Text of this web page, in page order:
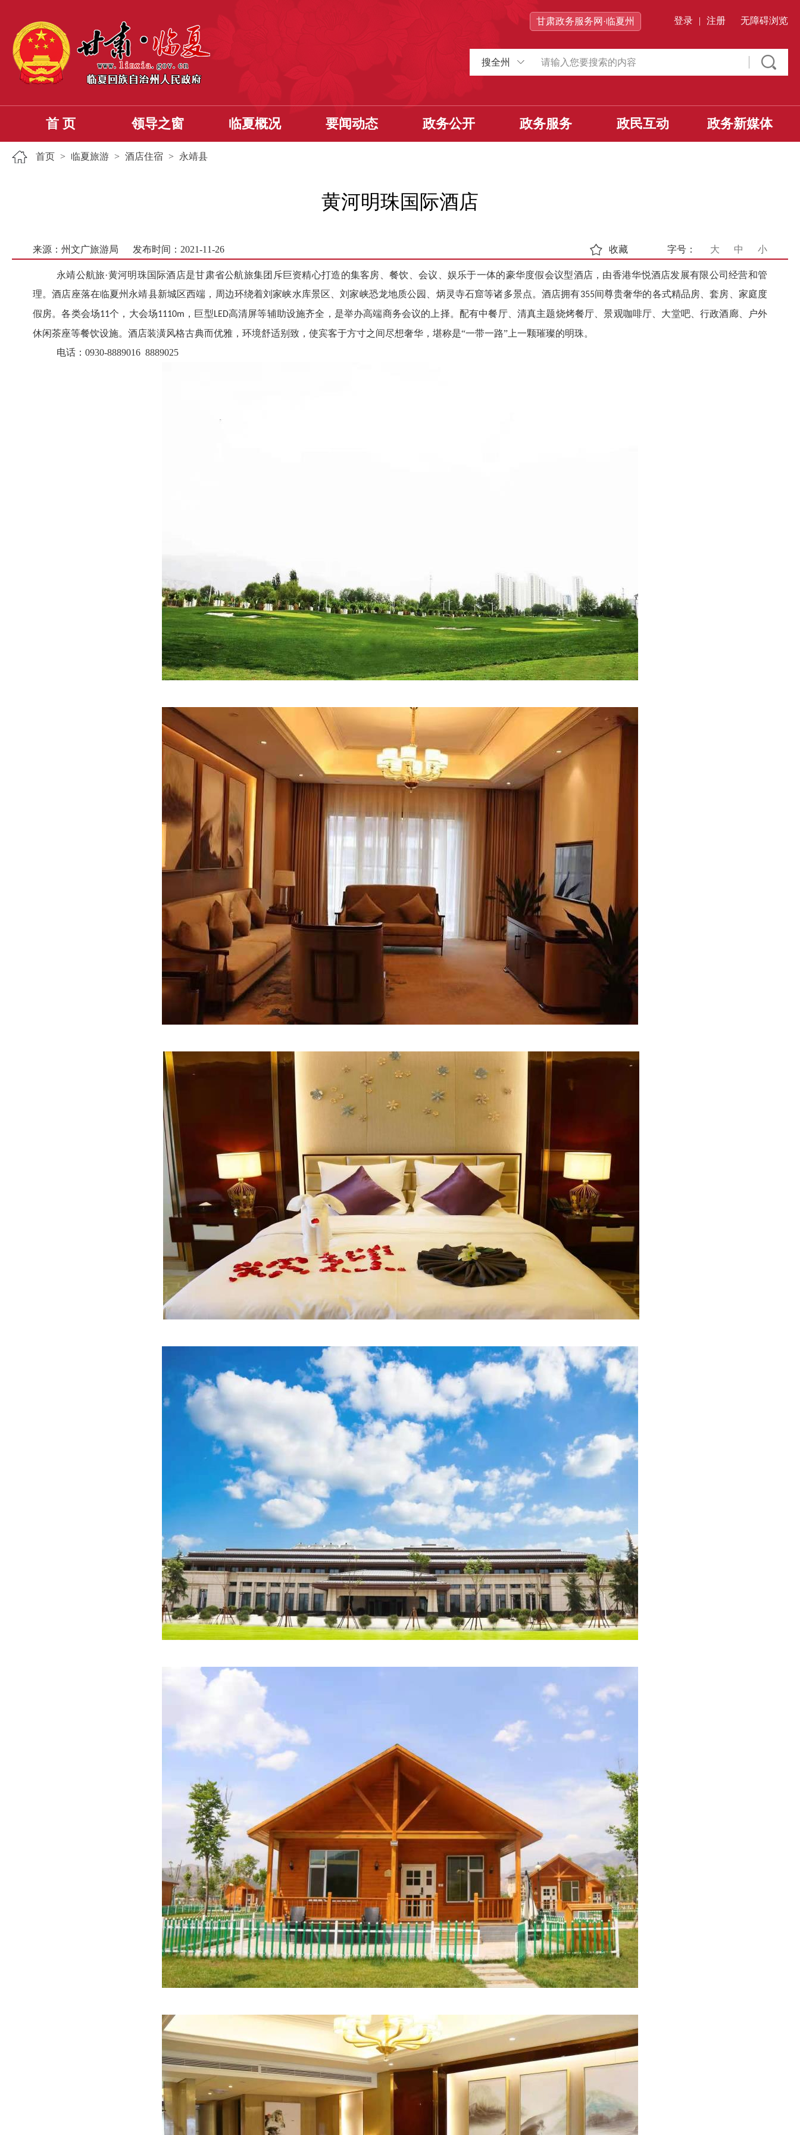
甘肃政务服务网·临夏州 登录 | 注册 无障碍浏览
搜全州
首 页 领导之窗 临夏概况 要闻动态 政务公开 政务服务 政民互动 政务新媒体
首页 > 临夏旅游 > 酒店住宿 > 永靖县
黄河明珠国际酒店
来源：州文广旅游局 发布时间：2021-11-26 字号： 大 中 小
收藏
永靖公航旅·黄河明珠国际酒店是甘肃省公航旅集团斥巨资精心打造的集客房、餐饮、会议、娱乐于一体的豪华度假会议型酒店，由香港华悦酒店发展有限公司经营和管
理。酒店座落在临夏州永靖县新城区西端，周边环绕着刘家峡水库景区、刘家峡恐龙地质公园、炳灵寺石窟等诸多景点。酒店拥有355间尊贵奢华的各式精品房、套房、家庭度
假房。各类会场11个，大会场1110m ，巨型LED高清屏等辅助设施齐全，是举办高端商务会议的上择。配有中餐厅、清真主题烧烤餐厅、景观咖啡厅、大堂吧、行政酒廊、户外
休闲茶座等餐饮设施。酒店装潢风格古典而优雅，环境舒适别致，使宾客于方寸之间尽想奢华，堪称是“一带一路”上一颗璀璨的明珠。
电话：0930-8889016 8889025